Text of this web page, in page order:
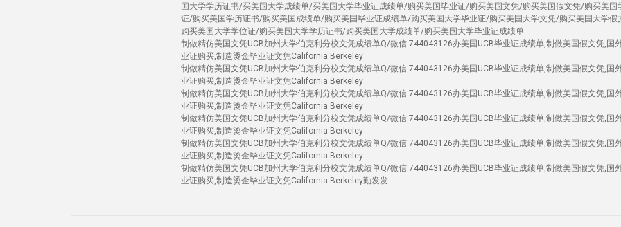
国大学学历证书/买美国大学成绩单/买美国大学毕业证成绩单/购买美国毕业证/购买美国文凭/购买美国假文凭/购买美国
证/购买美国学历证书/购买美国成绩单/购买美国毕业证成绩单/购买美国大学毕业证/购买美国大学文凭/购买美国大学假
购买美国大学学位证/购买美国大学学历证书/购买美国大学成绩单/购买美国大学毕业证成绩单
制做精仿美国文凭UCB加州大学伯克利分校文凭成绩单Q/微信:744043126办美国UCB毕业证成绩单,制做美国假文凭,国
业证购买,制造烫金毕业证文凭California Berkeley
制做精仿美国文凭UCB加州大学伯克利分校文凭成绩单Q/微信:744043126办美国UCB毕业证成绩单,制做美国假文凭,国
业证购买,制造烫金毕业证文凭California Berkeley
制做精仿美国文凭UCB加州大学伯克利分校文凭成绩单Q/微信:744043126办美国UCB毕业证成绩单,制做美国假文凭,国
业证购买,制造烫金毕业证文凭California Berkeley
制做精仿美国文凭UCB加州大学伯克利分校文凭成绩单Q/微信:744043126办美国UCB毕业证成绩单,制做美国假文凭,国
业证购买,制造烫金毕业证文凭California Berkeley
制做精仿美国文凭UCB加州大学伯克利分校文凭成绩单Q/微信:744043126办美国UCB毕业证成绩单,制做美国假文凭,国
业证购买,制造烫金毕业证文凭California Berkeley
制做精仿美国文凭UCB加州大学伯克利分校文凭成绩单Q/微信:744043126办美国UCB毕业证成绩单,制做美国假文凭,国
业证购买,制造烫金毕业证文凭California Berkeley勤发发